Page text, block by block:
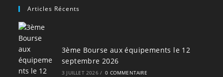
Articles Récents
3ème Bourse aux équipements le 12
septembre 2026
3 JUILLET 2026 / 0 COMMENTAIRE